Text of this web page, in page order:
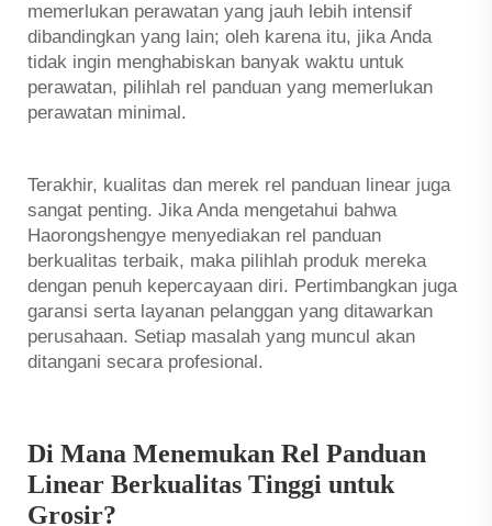
memerlukan perawatan yang jauh lebih intensif
dibandingkan yang lain; oleh karena itu, jika Anda
tidak ingin menghabiskan banyak waktu untuk
perawatan, pilihlah rel panduan yang memerlukan
perawatan minimal.
Terakhir, kualitas dan merek rel panduan linear juga
sangat penting. Jika Anda mengetahui bahwa
Haorongshengye menyediakan rel panduan
berkualitas terbaik, maka pilihlah produk mereka
dengan penuh kepercayaan diri. Pertimbangkan juga
garansi serta layanan pelanggan yang ditawarkan
perusahaan. Setiap masalah yang muncul akan
ditangani secara profesional.
Di Mana Menemukan Rel Panduan
Linear Berkualitas Tinggi untuk
Grosir?